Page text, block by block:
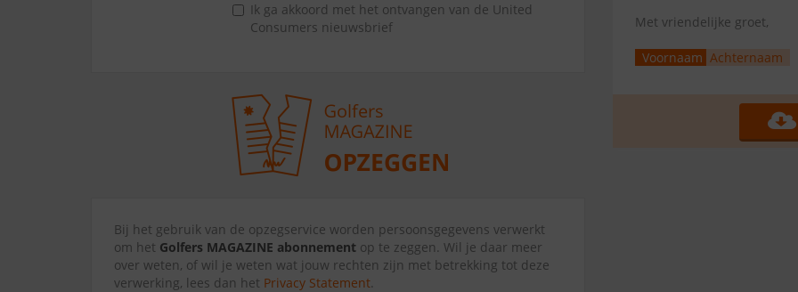
Ik ga akkoord met het ontvangen van de United
Consumers nieuwsbrief
Bij het gebruik van de opzegservice worden persoonsgegevens verwerkt
om het Golfers MAGAZINE abonnement op te zeggen. Wil je daar meer
over weten, of wil je weten wat jouw rechten zijn met betrekking tot deze
verwerking, lees dan het Privacy Statement.
Met vriendelijke groet,
Voornaam Achternaam